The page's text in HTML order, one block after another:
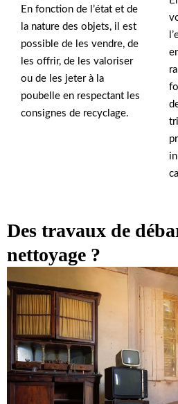
En fonction de l’état et de
la nature des objets, il est
possible de les vendre, de
les offrir, de les valoriser
ou de les jeter à la
poubelle en respectant les
consignes de recyclage.
Des travaux de
nettoyage ?